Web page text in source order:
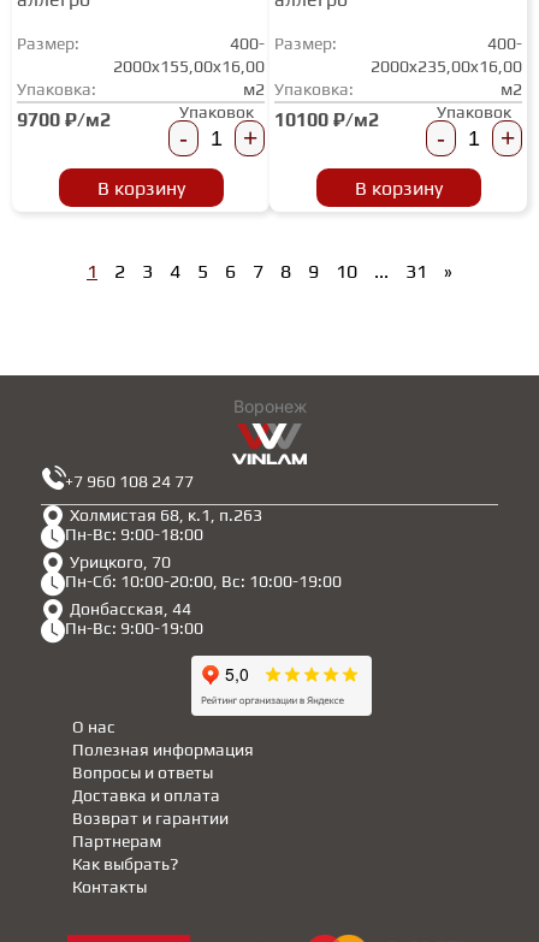
Размер:
400-
2000x155,00x16,00
Упаковка:
м2
9700 ₽/м2 Упаковок
- +
В корзину
Размер:
400-
2000x235,00x16,00
Упаковка:
м2
10100 ₽/м2 Упаковок
- +
В корзину
1 2 3 4 5 6 7 8 9 10 ... 31 »
Воронеж
Холмистая 68, к.1, п.263
Пн-Вс: 9:00-18:00
Урицкого, 70
Пн-Сб: 10:00-20:00, Вс: 10:00-19:00
Донбасская, 44
Пн-Вс: 9:00-19:00
+7 960 108 24 77
Полезная информация
Партнерам
Вопросы и ответы
Доставка и оплата
Возврат и гарантии
Как выбрать?
О нас
Контакты